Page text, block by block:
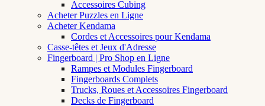
Accessoires Cubing
Acheter Puzzles en Ligne
Acheter Kendama
Cordes et Accessoires pour Kendama
Casse-têtes et Jeux d'Adresse
Fingerboard | Pro Shop en Ligne
Rampes et Modules Fingerboard
Fingerboards Complets
Trucks, Roues et Accessoires Fingerboard
Decks de Fingerboard